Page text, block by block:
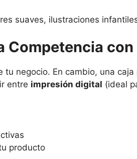
suaves, ilustraciones
Competencia
tu negocio. En cambio, una
entre impresión digital (ideal
producto